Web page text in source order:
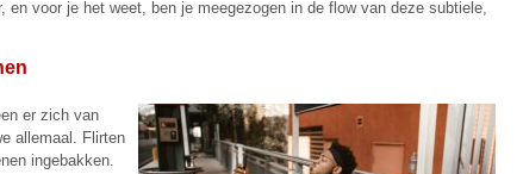
en voor je het weet, ben je meegezogen in de flow van deze subtiele,
er zich van
allemaal. Flirten
ingebakken.